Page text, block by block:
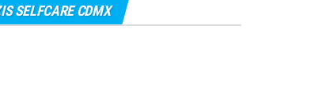
SELFCARE CDMX